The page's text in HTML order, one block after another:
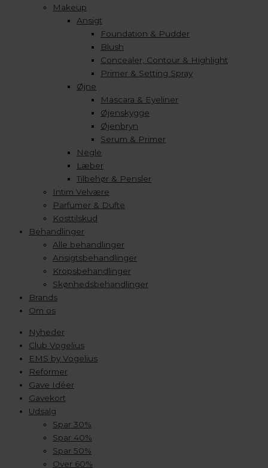
Makeup
Ansigt
Foundation & Pudder
Blush
Concealer, Contour & Highlight
Primer & Setting Spray
Øjne
Mascara & Eyeliner
Øjenskygge
Øjenbryn
Serum & Primer
Negle
Læber
Tilbehør & Pensler
Intim Velvære
Parfumer & Dufte
Kosttilskud
Behandlinger
Alle behandlinger
Ansigtsbehandlinger
Kropsbehandlinger
Skønhedsbehandlinger
Brands
Om os
Nyheder
Club Vogelius
EMS by Vogelius
Reformer
Gave Idéer
Gavekort
Udsalg
Spar 30%
Spar 40%
Spar 50%
Over 60%